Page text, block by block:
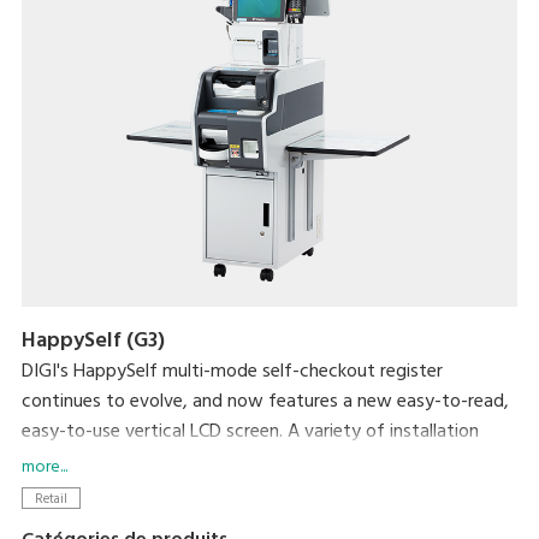
HappySelf (G3)
DIGI's HappySelf multi-mode self-checkout register
continues to evolve, and now features a new easy-to-read,
easy-to-use vertical LCD screen. A variety of installation
variations have been created to meet diverse store
requirements.
more...
Retail